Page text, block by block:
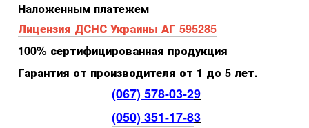
Наложенным платежем
Лицензия ДСНС Украины АГ 595285
100% сертифицированная продукция
Гарантия от производителя от 1 до 5 лет.
(067) 578-03-29
(050) 351-17-83